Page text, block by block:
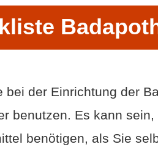
bei der Einrichtung der
benutzen. Es kann
benötigen, als Sie